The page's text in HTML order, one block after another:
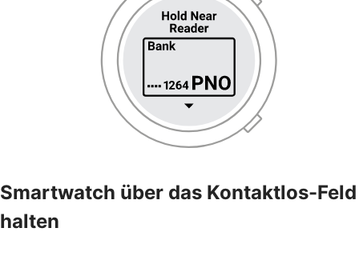
Smartwatch über das Kontaktlos-Feld
halten